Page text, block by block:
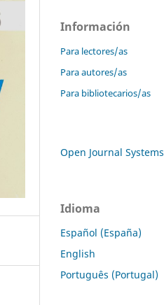
Información
Para lectores/as
Para autores/as
Para bibliotecarios/as
Open Journal Systems
Idioma
Español (España)
English
Português (Portugal)